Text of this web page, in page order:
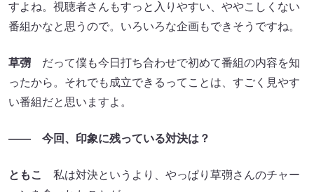
すよね。視聴者さんもすっと入りやすい、ややこしくない
番組かなと思うので。いろいろな企画もできそうですね。
草彅 だって僕も今日打ち合わせで初めて番組の内容を知
ったから。それでも成立できるってことは、すごく見やす
い番組だと思いますよ。
―― 今回、印象に残っている対決は？
ともこ
私は対決というより、やっぱり草彅さんのチャー